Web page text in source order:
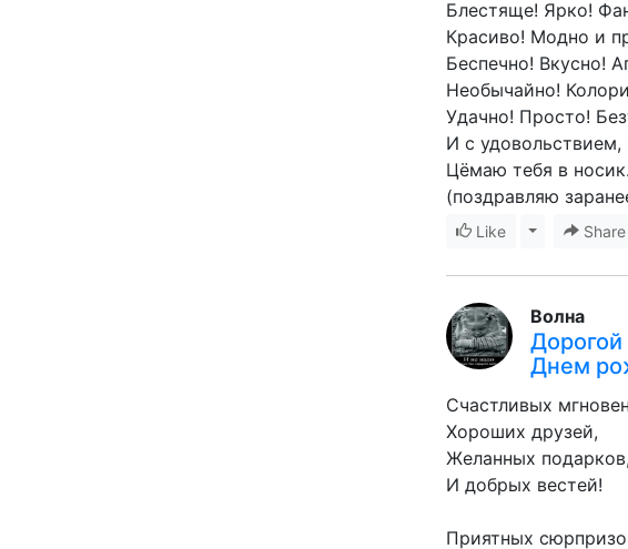
Блестяще! Ярко!
Красиво! Модно и
Беспечно! Вкусно!
Необычайно!
Удачно! Просто!
И с удовольствием,
Цёмаю тебя в
(поздравляю
Like Toggle Share
Волна
Дорогой
Днем
Счастливых
Хороших друзей,
Желанных подарков,
И добрых вестей!
Приятных